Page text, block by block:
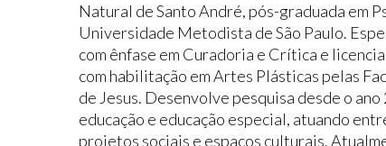
Natural de Santo André, pós-graduada em
Universidade Metodista de São Paulo.
com ênfase em Curadoria e Crítica e
com habilitação em Artes Plásticas pelas
de Jesus. Desenvolve pesquisa desde o
educação e educação especial, atuando
projetos sociais e espaços culturais.